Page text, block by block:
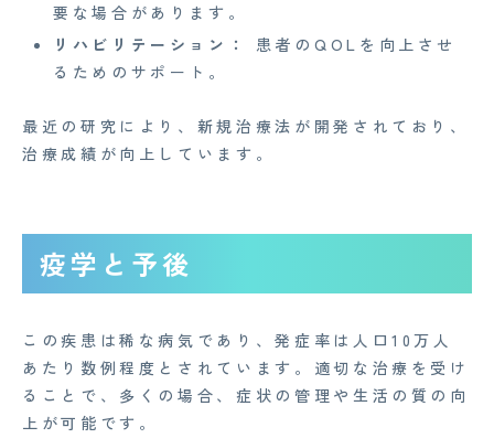
要な場合があります。
リハビリテーション：
患者のQOLを向上させ
るためのサポート。
最近の研究により、新規治療法が開発されており、
治療成績が向上しています。
疫学と予後
この疾患は稀な病気であり、発症率は人口10万人
あたり数例程度とされています。適切な治療を受け
ることで、多くの場合、症状の管理や生活の質の向
上が可能です。